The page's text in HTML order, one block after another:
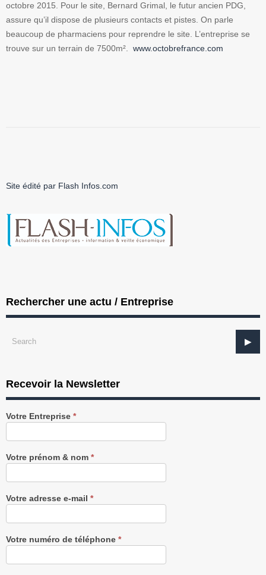
octobre 2015. Pour le site, Bernard Grimal, le futur ancien PDG,
assure qu’il dispose de plusieurs contacts et pistes. On parle
beaucoup de pharmaciens pour reprendre le site. L’entreprise se
trouve sur un terrain de 7500m². www.octobrefrance.com
Site édité par Flash Infos.com
Rechercher une actu / Entreprise
Recevoir la Newsletter
Recevez
notre
gratuitement
Votre Entreprise *
Votre prénom & nom *
Votre adresse e-mail *
Votre numéro de téléphone *